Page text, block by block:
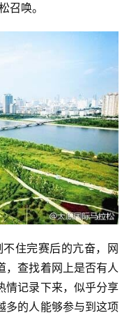
召唤。
住完赛后的亢奋，网
，查找着网上是否有人
情记录下来，似乎分享
多的人能够参与到这项